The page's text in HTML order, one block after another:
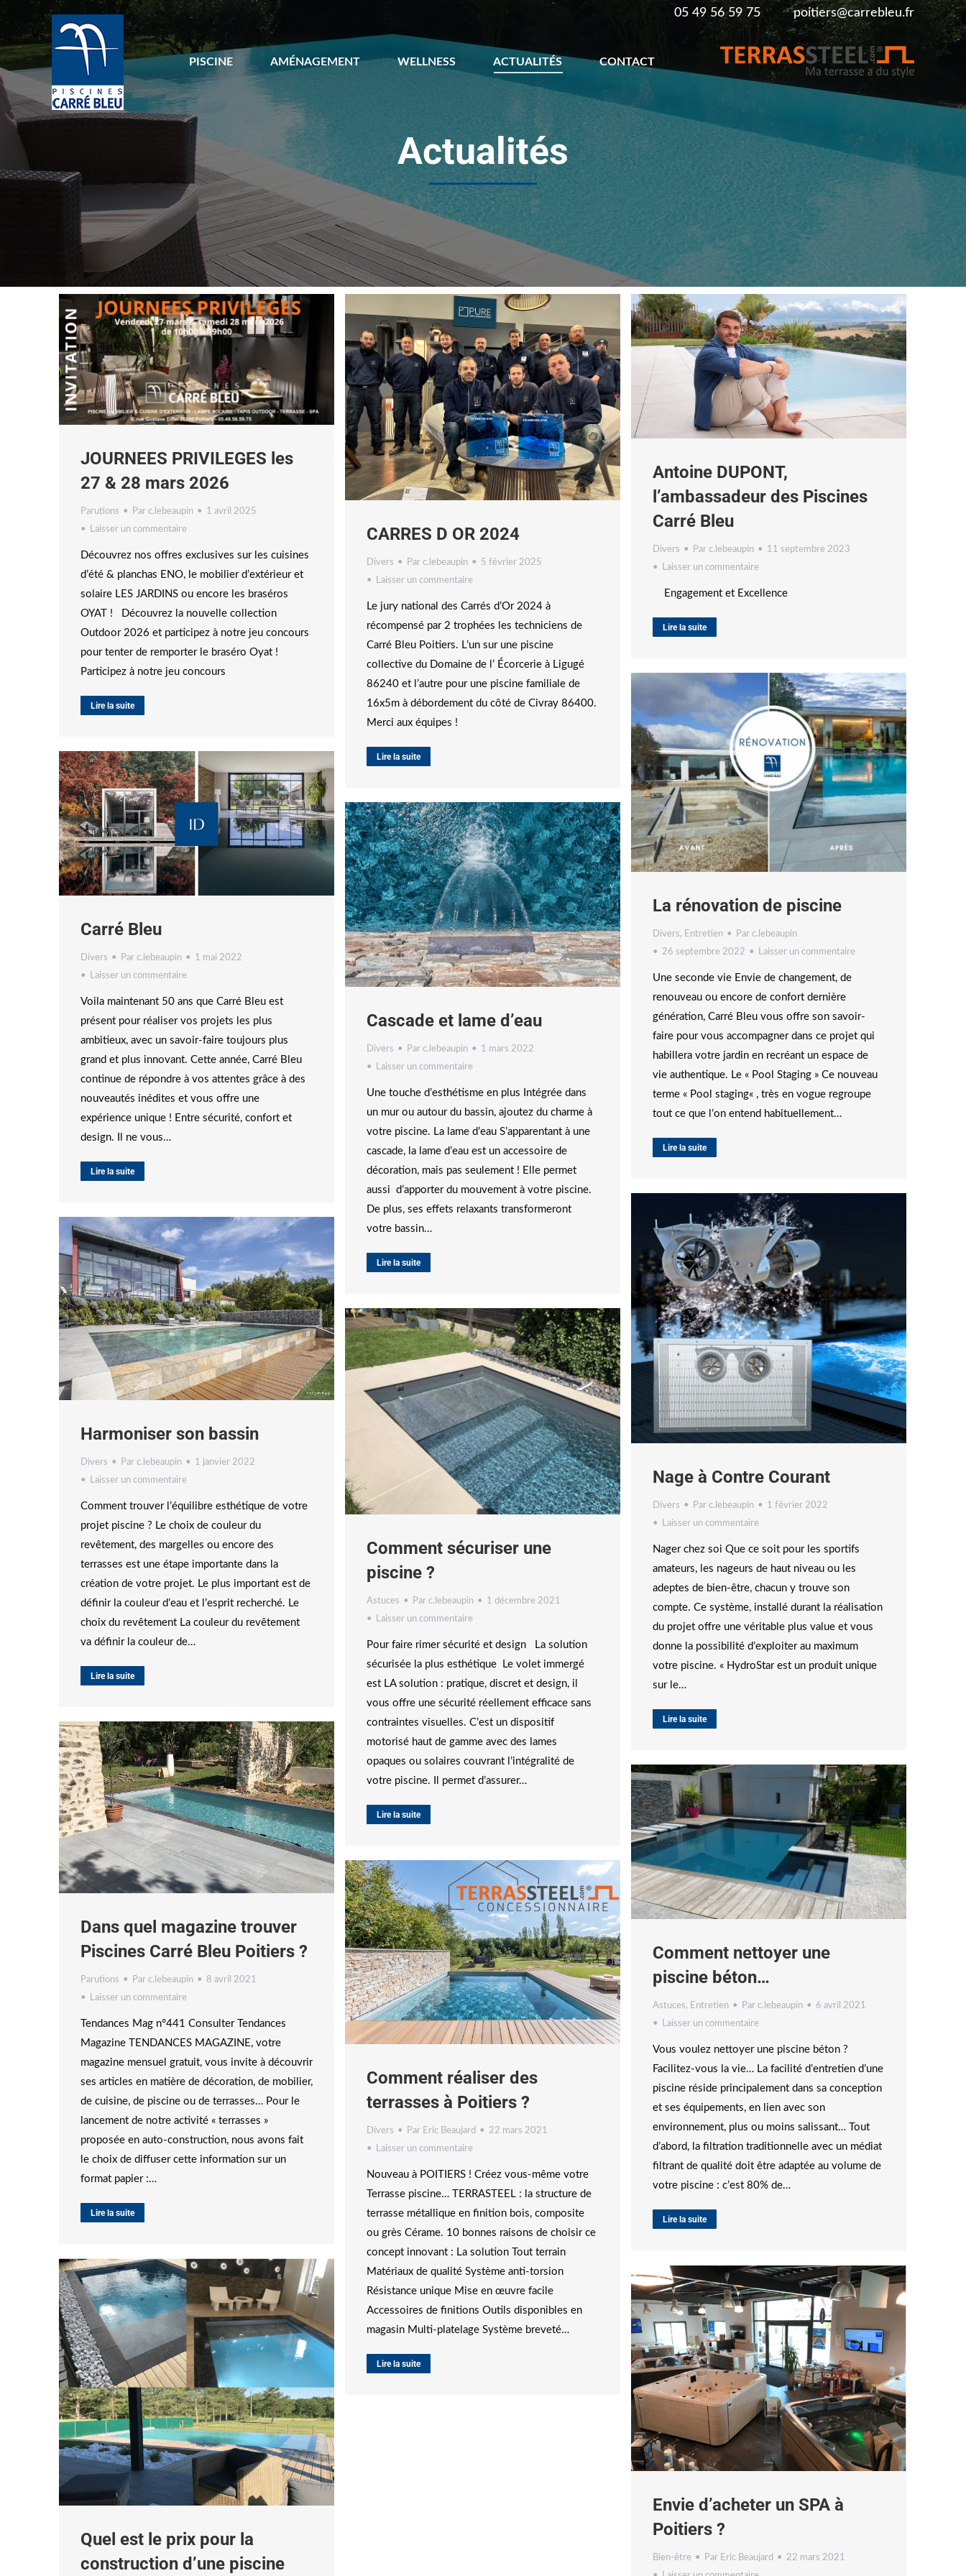
05 49 56 59 75 poitiers@carrebleu.fr
PISCINE AMÉNAGEMENT WELLNESS ACTUALITÉS CONTACT
Actualités
JOURNEES PRIVILEGES les
27 & 28 mars 2026
Parutions Par c.lebeaupin
1 avril 2025
Laisser un commentaire
Découvrez nos offres exclusives sur les cuisines
d’été & planchas ENO, le mobilier d’extérieur et
solaire LES JARDINS ou encore les braséros
OYAT ! Découvrez la nouvelle collection
Outdoor 2026 et participez à notre jeu concours
pour tenter de remporter le braséro Oyat !
Participez à notre jeu concours
Lire la suite
CARRES D OR 2024
Divers Par c.lebeaupin
5 février 2025
Laisser un commentaire
Le jury national des Carrés d’Or 2024 à
récompensé par 2 trophées les techniciens de
Carré Bleu Poitiers. L’un sur une piscine
collective du Domaine de l’ Écorcerie à Ligugé
86240 et l’autre pour une piscine familiale de
16x5m à débordement du côté de Civray 86400.
Merci aux équipes !
Lire la suite
Antoine DUPONT,
l’ambassadeur des Piscines
Carré Bleu
Divers Par c.lebeaupin
11 septembre 2023
Laisser un commentaire
Engagement et Excellence
Lire la suite
La rénovation de piscine
Divers, Entretien Par c.lebeaupin
26 septembre 2022
Laisser un commentaire
Une seconde vie Envie de changement, de
renouveau ou encore de confort dernière
génération, Carré Bleu vous offre son savoir-
faire pour vous accompagner dans ce projet qui
habillera votre jardin en recréant un espace de
vie authentique. Le « Pool Staging » Ce nouveau
terme « Pool staging« , très en vogue regroupe
tout ce que l’on entend habituellement…
Lire la suite
Carré Bleu
Divers Par c.lebeaupin
1 mai 2022
Laisser un commentaire
Voila maintenant 50 ans que Carré Bleu est
présent pour réaliser vos projets les plus
ambitieux, avec un savoir-faire toujours plus
grand et plus innovant. Cette année, Carré Bleu
continue de répondre à vos attentes grâce à des
nouveautés inédites et vous offre une
expérience unique ! Entre sécurité, confort et
design. Il ne vous…
Lire la suite
Cascade et lame d’eau
Divers Par c.lebeaupin
1 mars 2022
Laisser un commentaire
Une touche d’esthétisme en plus Intégrée dans
un mur ou autour du bassin, ajoutez du charme à
votre piscine. La lame d’eau S’apparentant à une
cascade, la lame d’eau est un accessoire de
décoration, mais pas seulement ! Elle permet
aussi d’apporter du mouvement à votre piscine.
De plus, ses effets relaxants transformeront
votre bassin…
Lire la suite
Nage à Contre Courant
Divers Par c.lebeaupin
1 février 2022
Laisser un commentaire
Nager chez soi Que ce soit pour les sportifs
amateurs, les nageurs de haut niveau ou les
adeptes de bien-être, chacun y trouve son
compte. Ce système, installé durant la réalisation
du projet offre une véritable plus value et vous
donne la possibilité d’exploiter au maximum
votre piscine. « HydroStar est un produit unique
sur le…
Lire la suite
Harmoniser son bassin
Divers Par c.lebeaupin
1 janvier 2022
Laisser un commentaire
Comment trouver l’équilibre esthétique de votre
projet piscine ? Le choix de couleur du
revêtement, des margelles ou encore des
terrasses est une étape importante dans la
création de votre projet. Le plus important est de
définir la couleur d’eau et l’esprit recherché. Le
choix du revêtement La couleur du revêtement
va définir la couleur de…
Lire la suite
Comment sécuriser une
piscine ?
Astuces Par c.lebeaupin
1 décembre 2021
Laisser un commentaire
Pour faire rimer sécurité et design La solution
sécurisée la plus esthétique Le volet immergé
est LA solution : pratique, discret et design, il
vous offre une sécurité réellement efficace sans
contraintes visuelles. C’est un dispositif
motorisé haut de gamme avec des lames
opaques ou solaires couvrant l’intégralité de
votre piscine. Il permet d’assurer…
Lire la suite
Dans quel magazine trouver
Piscines Carré Bleu Poitiers ?
Parutions Par c.lebeaupin
8 avril 2021
Laisser un commentaire
Tendances Mag n°441 Consulter Tendances
Magazine TENDANCES MAGAZINE, votre
magazine mensuel gratuit, vous invite à découvrir
ses articles en matière de décoration, de mobilier,
de cuisine, de piscine ou de terrasses… Pour le
lancement de notre activité « terrasses »
proposée en auto-construction, nous avons fait
le choix de diffuser cette information sur un
format papier :…
Lire la suite
Comment nettoyer une
piscine béton…
Astuces, Entretien Par c.lebeaupin
6 avril 2021
Laisser un commentaire
Vous voulez nettoyer une piscine béton ?
Facilitez-vous la vie… La facilité d’entretien d’une
piscine réside principalement dans sa conception
et ses équipements, en lien avec son
environnement, plus ou moins salissant… Tout
d’abord, la filtration traditionnelle avec un médiat
filtrant de qualité doit être adaptée au volume de
votre piscine : c’est 80% de…
Lire la suite
Comment réaliser des
terrasses à Poitiers ?
Divers Par Eric Beaujard
22 mars 2021
Laisser un commentaire
Nouveau à POITIERS ! Créez vous-même votre
Terrasse piscine… TERRASTEEL : la structure de
terrasse métallique en finition bois, composite
ou grès Cérame. 10 bonnes raisons de choisir ce
concept innovant : La solution Tout terrain
Matériaux de qualité Système anti-torsion
Résistance unique Mise en œuvre facile
Accessoires de finitions Outils disponibles en
magasin Multi-platelage Système breveté…
Lire la suite
Quel est le prix pour la
construction d’une piscine
Envie d’acheter un SPA à
Poitiers ?
Bien-être Par Eric Beaujard
22 mars 2021